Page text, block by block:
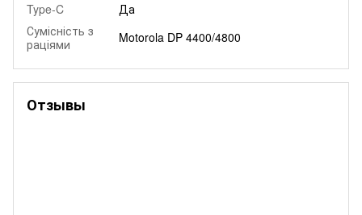
Type-C
Да
Сумісність з
раціями
Motorola DP 4400/4800
Отзывы